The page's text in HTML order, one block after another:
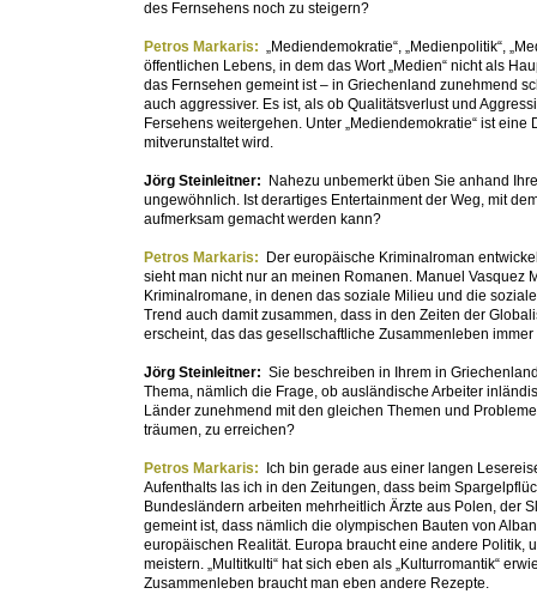
des Fernsehens noch zu steigern?
Petros Markaris: „Mediendemokratie“, „Medienpolitik“,
öffentlichen Lebens, in dem das Wort „Medien“ nicht als
das Fernsehen gemeint ist – in Griechenland zunehmend
auch aggressiver. Es ist, als ob Qualitätsverlust und
Fersehens weitergehen. Unter „Mediendemokratie“ ist
mitverunstaltet wird.
Jörg Steinleitner:
Nahezu unbemerkt üben Sie anhand
ungewöhnlich. Ist derartiges Entertainment der Weg, mit
aufmerksam gemacht werden kann?
Petros Markaris:
Der europäische Kriminalroman
sieht man nicht nur an meinen Romanen. Manuel
Kriminalromane, in denen das soziale Milieu und die
Trend auch damit zusammen, dass in den Zeiten der
erscheint, das das gesellschaftliche Zusammenleben
Jörg Steinleitner: Sie beschreiben in Ihrem in
Thema, nämlich die Frage, ob ausländische Arbeiter
Länder zunehmend mit den gleichen Themen und
träumen, zu erreichen?
Petros Markaris:
Ich bin gerade aus einer langen
Aufenthalts las ich in den Zeitungen, dass beim
Bundesländern arbeiten mehrheitlich Ärzte aus Polen, der
gemeint ist, dass nämlich die olympischen Bauten von
europäischen Realität. Europa braucht eine andere Politik,
meistern. „Multitkulti“ hat sich eben als „Kulturromantik“
Zusammenleben braucht man eben andere Rezepte.